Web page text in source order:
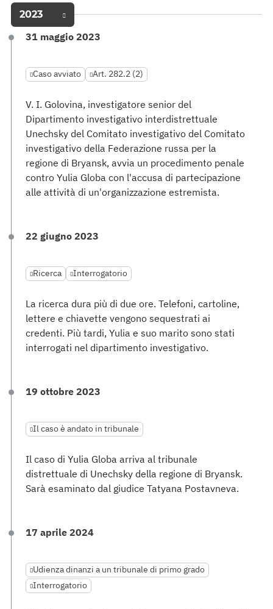
2023
31 maggio 2023
Caso avviato Art. 282.2 (2)
V. I. Golovina, investigatore senior del
Dipartimento investigativo interdistrettuale
Unechsky del Comitato investigativo del Comitato
investigativo della Federazione russa per la
regione di Bryansk, avvia un procedimento penale
contro Yulia Globa con l'accusa di partecipazione
alle attività di un'organizzazione estremista.
22 giugno 2023
Ricerca Interrogatorio
La ricerca dura più di due ore. Telefoni, cartoline,
lettere e chiavette vengono sequestrati ai
credenti. Più tardi, Yulia e suo marito sono stati
interrogati nel dipartimento investigativo.
19 ottobre 2023
Il caso è andato in tribunale
Il caso di Yulia Globa arriva al tribunale
distrettuale di Unechsky della regione di Bryansk.
Sarà esaminato dal giudice Tatyana Postavneva.
17 aprile 2024
Udienza dinanzi a un tribunale di primo grado
Interrogatorio